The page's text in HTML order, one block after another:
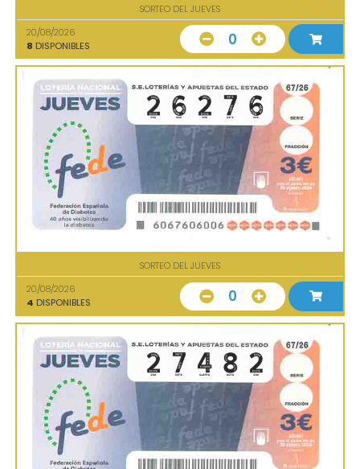
SORTEO DEL JUEVES
20/08/2026
8 DISPONIBLES 0
SORTEO DEL JUEVES
20/08/2026
4 DISPONIBLES 0